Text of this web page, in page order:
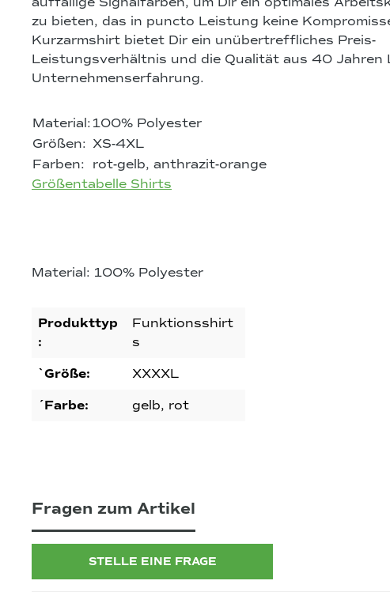
zu bieten, das in puncto Leistung keine
Kurzarmshirt bietet Dir ein unübertreffliches Preis-
Leistungsverhältnis und die Qualität aus 40 Jahren
Unternehmenserfahrung.
Material: 100% Polyester
Größen: XS-4XL
Farben: rot-gelb, anthrazit-orange
Größentabelle Shirts
Material: 100% Polyester
Produkttyp
:
Funktionsshirt
s
`Größe:
XXXXL
´Farbe:
gelb, rot
Fragen zum Artikel
STELLE EINE FRAGE